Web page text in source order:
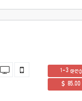
1-3 დღე
85.00